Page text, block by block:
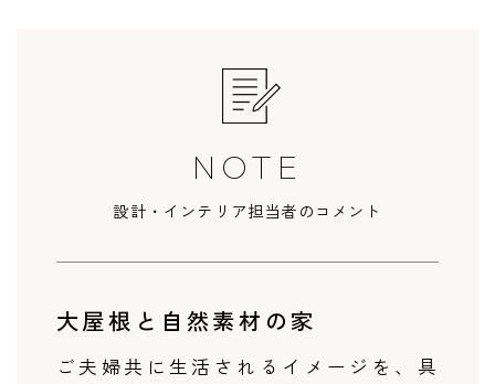
NOTE
設計・インテリア担当者のコメント
大屋根と自然素材の家
ご夫婦共に生活されるイメージを、具